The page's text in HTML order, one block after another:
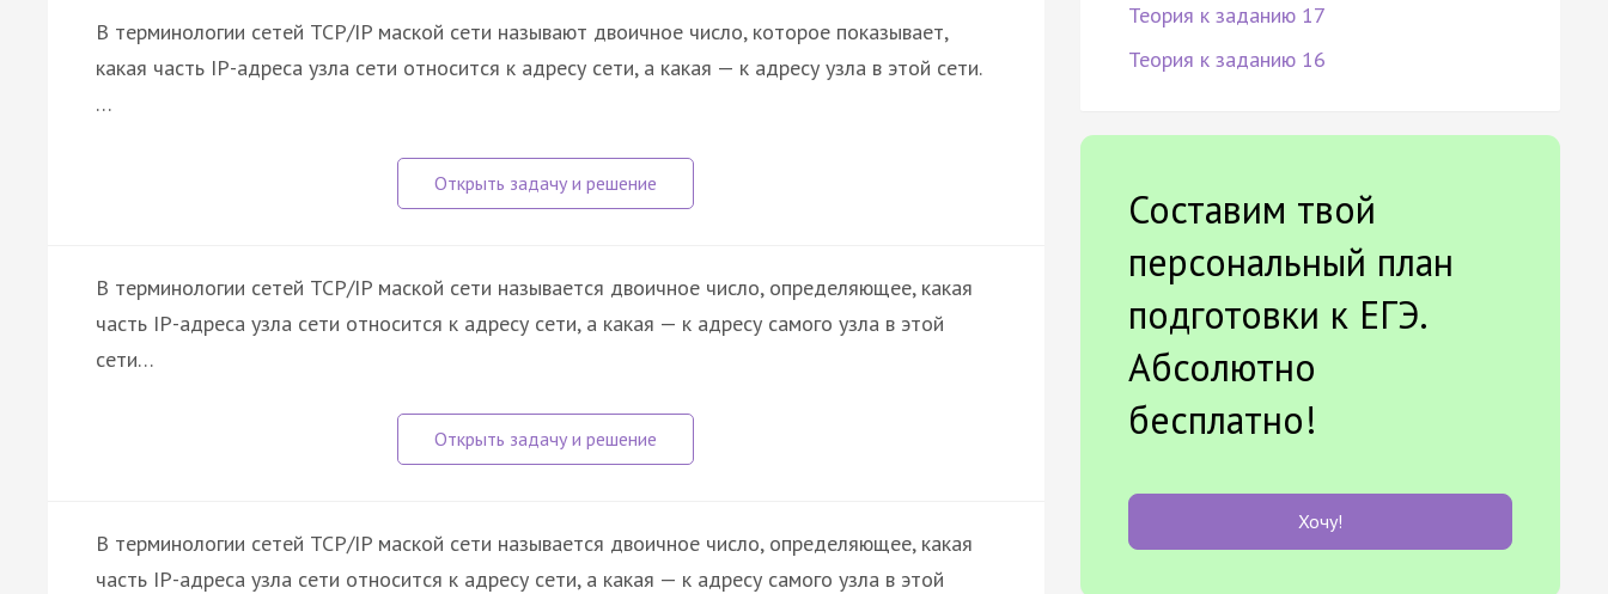
В терминологии сетей TCP/IP маской сети называют двоичное число, которое показывает,
какая часть IP-адреса узла сети относится к адресу сети, а какая — к адресу узла в этой сети.
…
В терминологии сетей TCP/IP маской сети называется двоичное число, определяющее, какая
часть IP-адреса узла сети относится к адресу сети, а какая — к адресу самого узла в этой
сети…
В терминологии сетей TCP/IP маской сети называется двоичное число, определяющее, какая
часть IP-адреса узла сети относится к адресу сети, а какая — к адресу самого узла в этой
Теория к заданию 17
Теория к заданию 16
Составим твой
персональный план
подготовки к ЕГЭ.
Абсолютно
бесплатно!
Хочу!